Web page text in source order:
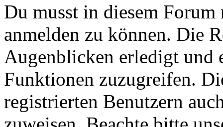
Du musst in diesem
anmelden zu können. Die
Augenblicken erledigt und
Funktionen zuzugreifen.
registrierten Benutzern